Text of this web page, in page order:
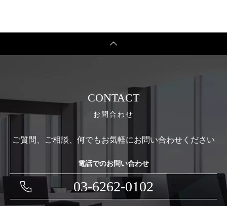
CONTACT
お問合わせ
ご質問、ご相談、何でもお気軽にお問い合わせください
電話でのお問い合わせ
03-6262-0102